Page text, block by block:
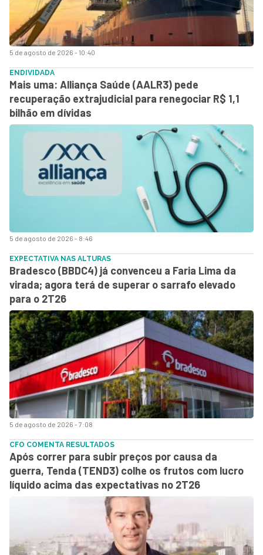
5 de agosto de 2026 - 10:40
5 de agosto de 2026 - 8:46
ENDIVIDADA
Mais uma: Alliança Saúde (AALR3) pede
recuperação extrajudicial para renegociar R$ 1,1
bilhão em dívidas
5 de agosto de 2026 - 7:08
EXPECTATIVA NAS ALTURAS
Bradesco (BBDC4) já convenceu a Faria Lima da
virada; agora terá de superar o sarrafo elevado
para o 2T26
CFO COMENTA RESULTADOS
Após correr para subir preços por causa da
guerra, Tenda (TEND3) colhe os frutos com lucro
líquido acima das expectativas no 2T26